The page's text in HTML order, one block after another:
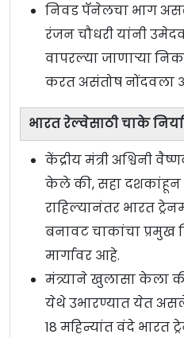
निवड पॅनेलचा भाग
रंजन चौधरी यांनी
वापरल्या जाणाऱ्या
करत असंतोष नोंदवला
भारत रेल्वेसाठी चाके
केंद्रीय मंत्री अश्विनी
केले की, सहा
राहिल्यानंतर भारत
बनावट चाकांचा प्रमुख
मार्गावर आहे.
मंत्र्याने खुलासा केला
येथे उभारण्यात येत
18 महिन्यांत वंदे भारत